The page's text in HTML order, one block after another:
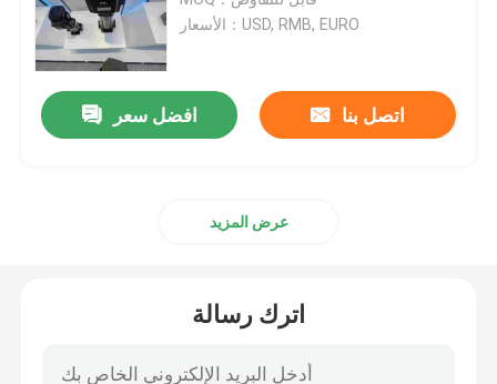
محركات الحث عالية الجهد
المحركات الكهربائية المقاومة للانفجار
الأسعار：USD, RMB, EURO
افضل سعر اتصل بنا
عرض المزيد
اترك رسالة